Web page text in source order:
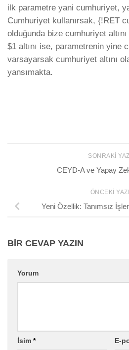
ilk parametre yani cumhuriyet,
Cumhuriyet kullanırsak, {!RET
olduğunda bize cumhuriyet
$1 altını ise, parametrenin yine
varsayarsak cumhuriyet altını
yansımakta.
SONRAKI
CEYD-A ve Yapay
ÖNCEKI YAZI
Yeni Özellik: Tanımsız
BIR CEVAP YAZIN
Yorum
İsim * E-